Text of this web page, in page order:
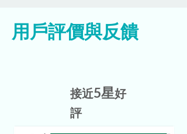
用戶評價與反饋
接近5星好
評